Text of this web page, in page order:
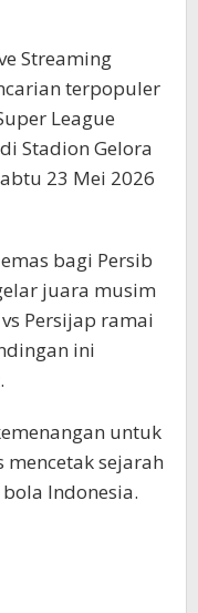
Streaming
terpopuler
League
Stadion Gelora
23 Mei 2026
bagi Persib
juara musim
Persijap ramai
ini
untuk
sejarah
Indonesia.